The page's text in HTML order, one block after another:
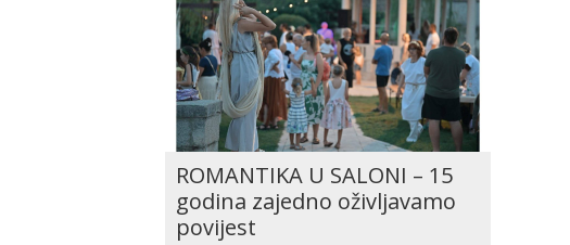
ROMANTIKA U SALONI – 15
godina zajedno oživljavamo
povijest